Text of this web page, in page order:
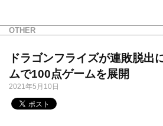
OTHER
ドラゴンフライズが連敗脱出
ムで100点ゲームを展開
2021年5月10日